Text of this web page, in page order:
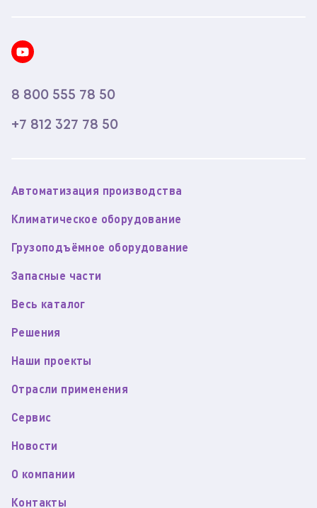
8 800 555 78 50
+7 812 327 78 50
Автоматизация производства
Климатическое оборудование
Грузоподъёмное оборудование
Запасные части
Весь каталог
Решения
Наши проекты
Отрасли применения
Сервис
Новости
О компании
Контакты